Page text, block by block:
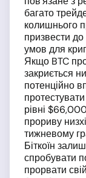
багато
колишнього
призвести
умов для
Якщо BTC
закриється
потенційно
рівні
прориву
тижневому
Біткоїн
спробувати
прорвати